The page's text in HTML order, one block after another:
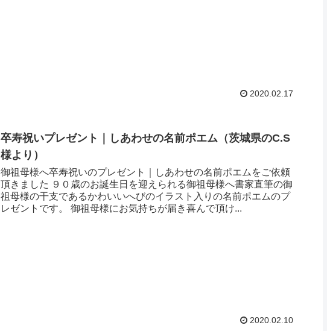
2020.02.17
卒寿祝いプレゼント｜しあわせの名前ポエム （茨城県のC.S
様より ）
御祖母様へ卒寿祝いのプレゼント｜しあわせの名前ポエムをご依頼
頂きました ９０歳のお誕生日を迎えられる御祖母様へ書家直筆の御
祖母様の干支であるかわいいへびのイラスト入りの名前ポエムのプ
レゼントです。 御祖母様にお気持ちが届き喜んで頂け...
2020.02.10